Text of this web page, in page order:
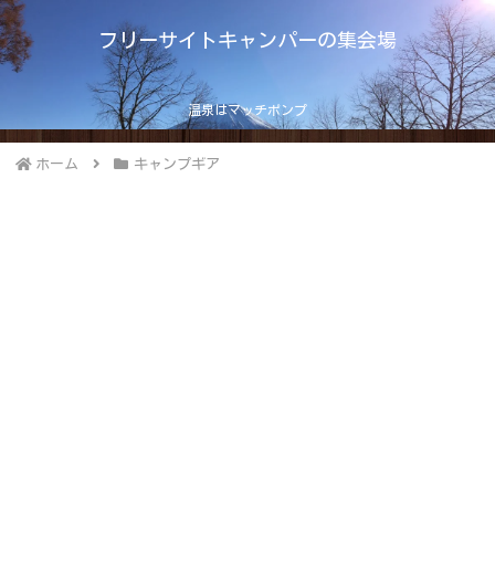
フリーサイトキャンパーの集会場
温泉はマッチポンプ
ホーム キャンプギア